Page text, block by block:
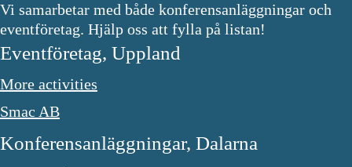
Vi samarbetar med både konferensanläggningar och
eventföretag. Hjälp oss att fylla på listan!
Eventföretag, Uppland
More activities
Smac AB
Konferensanläggningar, Dalarna